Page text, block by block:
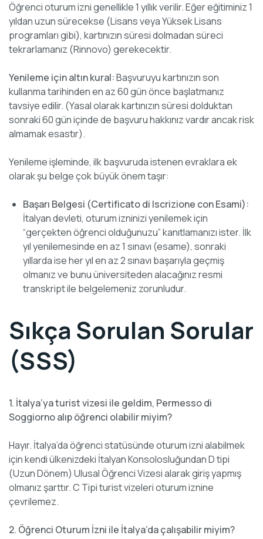
Öğrenci oturum izni genellikle 1 yıllık verilir. Eğer eğitiminiz 1
yıldan uzun sürecekse (Lisans veya Yüksek Lisans
programları gibi), kartınızın süresi dolmadan süreci
tekrarlamanız (Rinnovo) gerekecektir.
Yenileme için altın kural:Başvuruyu kartınızın son
kullanma tarihinden en az 60 gün önce başlatmanız
tavsiye edilir. (Yasal olarak kartınızın süresi dolduktan
sonraki 60 gün içinde de başvuru hakkınız vardır ancak risk
almamak esastır).
Yenileme işleminde, ilk başvuruda istenen evraklara ek
olarak şu belge çok büyük önem taşır:
Başarı Belgesi (Certificato di Iscrizione con Esami):
İtalyan devleti, oturum izninizi yenilemek için
“gerçekten öğrenci olduğunuzu” kanıtlamanızı ister. İlk
yıl yenilemesinde en az 1 sınavı (esame), sonraki
yıllarda ise her yıl en az 2 sınavı başarıyla geçmiş
olmanız ve bunu üniversiteden alacağınız resmi
transkript ile belgelemeniz zorunludur.
Sıkça Sorulan Sorular
(SSS)
1. İtalya’ya turist vizesi ile geldim, Permesso di
Soggiorno alıp öğrenci olabilir miyim?
Hayır. İtalya’da öğrenci statüsünde oturum izni alabilmek
için kendi ülkenizdeki İtalyan Konsolosluğundan D tipi
(Uzun Dönem) Ulusal Öğrenci Vizesi alarak giriş yapmış
olmanız şarttır. C Tipi turist vizeleri oturum iznine
çevrilemez.
2. Öğrenci Oturum İzni ile İtalya’da çalışabilir miyim?